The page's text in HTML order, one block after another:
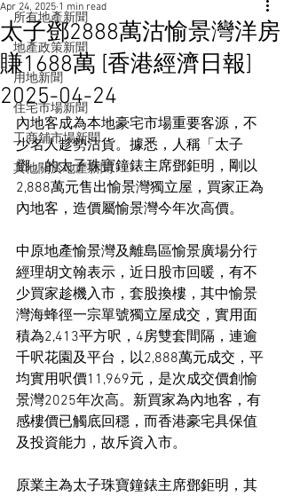
所有地產新聞
地產政策新聞
用地新聞
住宅市場新聞
工商舖市場新聞
其他關於地產新聞
太子鄧2888萬沽愉景灣洋房
賺1688萬 [香港經濟日報]
2025-04-24
Apr 24, 2025 1 min read
內地客成為本地豪宅市場重要客源，不
少名人趁勢沽貨。據悉，人稱「太子
鄧」的太子珠寶鐘錶主席鄧鉅明，剛以
2,888萬元售出愉景灣獨立屋，買家正為
內地客，造價屬愉景灣今年次高價。
中原地產愉景灣及離島區愉景廣場分行
經理胡文翰表示，近日股市回暖，有不
少買家趁機入市，套股換樓，其中愉景
灣海蜂徑一宗單號獨立屋成交，實用面
積為2,413平方呎，4房雙套間隔，連逾
千呎花園及平台，以2,888萬元成交，平
均實用呎價11,969元，是次成交價創愉
景灣2025年次高。新買家為內地客，有
感樓價已觸底回穩，而香港豪宅具保值
及投資能力，故斥資入市。
原業主為太子珠寶鐘錶主席鄧鉅明，其